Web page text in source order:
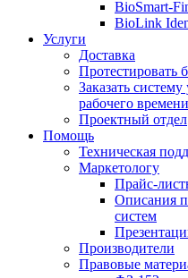
BioSmart-
BioLink
Услуги
Доставка
Протестировать
Заказать систему
рабочего времени
Проектный отдел
Помощь
Техническая
Маркетологу
Прайс-
Описания
систем
Производители
Правовые